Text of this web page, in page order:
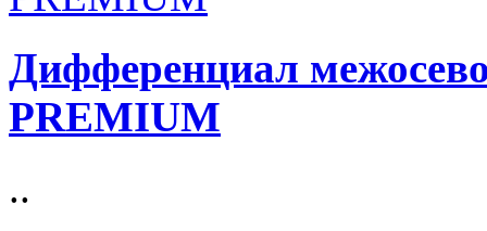
Дифференциал
PREMIUM
..